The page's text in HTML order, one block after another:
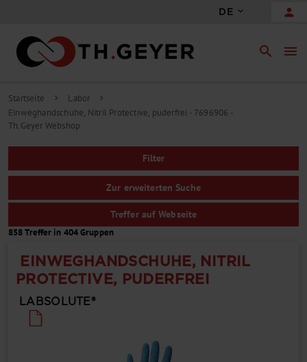
DE person
search menu
Startseite chevron_right Labor chevron_right
Einweghandschuhe, Nitril Protective, puderfrei - 7696906 -
Th.Geyer Webshop
Filter
Zur erweiterten Suche
Treffer auf Webseite
858 Treffer in 404 Gruppen
EINWEGHANDSCHUHE, NITRIL
PROTECTIVE, PUDERFREI
LABSOLUTE®